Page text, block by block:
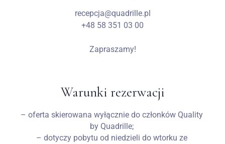
recepcja@quadrille.pl
+48 58 351 03 00
Zapraszamy!
Warunki rezerwacji
– oferta skierowana wyłącznie do członków Quality
by Quadrille;
– dotyczy pobytu od niedzieli do wtorku ze
0